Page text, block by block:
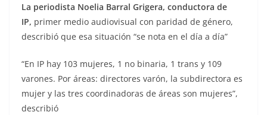
La periodista Noelia Barral Grigera, conductora de
IP, primer medio audiovisual con paridad de género,
describió que esa situación “se nota en el día a día”
“En IP hay 103 mujeres, 1 no binaria, 1 trans y 109
varones. Por áreas: directores varón, la subdirectora es
mujer y las tres coordinadoras de áreas son mujeres”,
describió